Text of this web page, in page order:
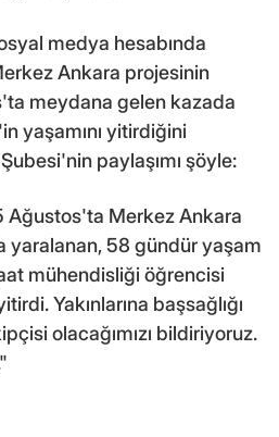
medya hesabında
Ankara projesinin
meydana gelen kazada
yaşamını yitirdiğini
paylaşımı şöyle:
Ağustos'ta Merkez Ankara
yaralanan, 58 gündür yaşam
mühendisliği öğrencisi
Yakınlarına başsağlığı
olacağımızı bildiriyoruz.